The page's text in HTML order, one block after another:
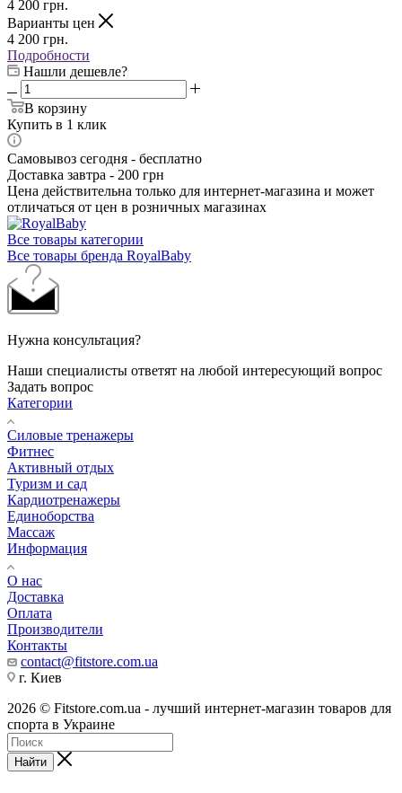
4 200 грн.
Варианты цен
4 200 грн.
Подробности
Нашли дешевле?
В корзину
Купить в 1 клик
Самовывоз сегодня - бесплатно
Доставка завтра - 200 грн
Цена действительна только для интернет-магазина и может
отличаться от цен в розничных магазинах
Все товары категории
Все товары бренда RoyalBaby
Нужна консультация?
Наши специалисты ответят на любой интересующий вопрос
Задать вопрос
Категории
Силовые тренажеры
Фитнес
Активный отдых
Туризм и сад
Кардиотренажеры
Единоборства
Массаж
Информация
О нас
Доставка
Оплата
Производители
Контакты
contact@fitstore.com.ua
г. Киев
2026 © Fitstore.com.ua - лучший интернет-магазин товаров для
спорта в Украине
Найти